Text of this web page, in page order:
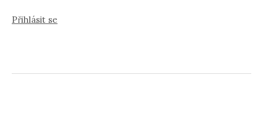
Přihlásit se